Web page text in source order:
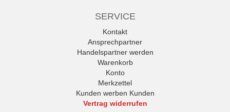
SERVICE
Kontakt
Ansprechpartner
Handelspartner werden
Warenkorb
Konto
Merkzettel
Kunden werben Kunden
Vertrag widerrufen